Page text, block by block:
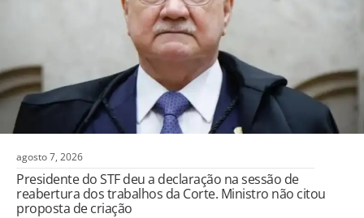
agosto 7, 2026
Presidente do STF deu a declaração na sessão de
reabertura dos trabalhos da Corte. Ministro não citou
proposta de criação